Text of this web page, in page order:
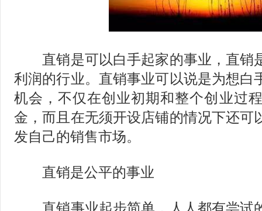
直销是可以白手起家的事业，直销
利润的行业。直销事业可以说是为想白
机会，不仅在创业初期和整个创业过
金，而且在无须开设店铺的情况下还可
发自己的销售市场。
直销是公平的事业
直销事业起步简单，人人都有尝试